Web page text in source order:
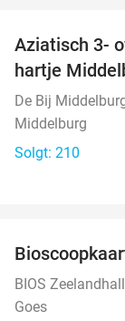
Aziatisch 3-
hartje
De Bij
Middelburg
Solgt: 210
BIOS
Goes